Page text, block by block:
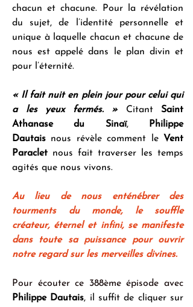
chacun et chacune. Pour la révélation
du sujet, de l’identité personnelle et
unique à laquelle chacun et chacune de
nous est appelé dans le plan divin et
pour l’éternité.
« Il fait nuit en plein jour pour celui qui
a les yeux fermés. » Citant Saint
Athanase du Sinaï, Philippe
Dautais nous révèle comment le Vent
Paraclet nous fait traverser les temps
agités que nous vivons.
Au lieu de nous enténébrer des
tourments du monde, le souffle
créateur, éternel et infini, se manifeste
dans toute sa puissance pour ouvrir
notre regard sur les merveilles divines.
Philippe Dautais, il suffit de cliquer sur